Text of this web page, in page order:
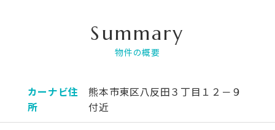
Summary
物件の概要
カーナビ住
所
熊本市東区八反田３丁目１２－９
付近